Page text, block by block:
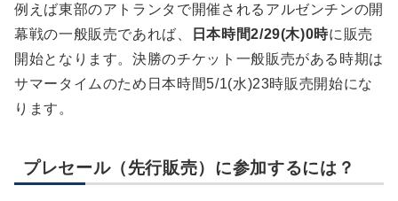
例えば東部のアトランタで開催されるアルゼンチンの開
幕戦の一般販売であれば、
日本時間2/29(木)0時に販売
開始となります。決勝のチケット一般販売がある時期は
サマータイムのため日本時間5/1(水)23時販売開始にな
ります。
プレセール（先行販売）に参加するには？